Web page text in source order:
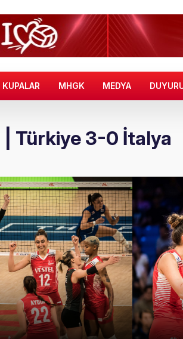
KUPALAR MHGK MEDYA
Türkiye 3-0 İtalya